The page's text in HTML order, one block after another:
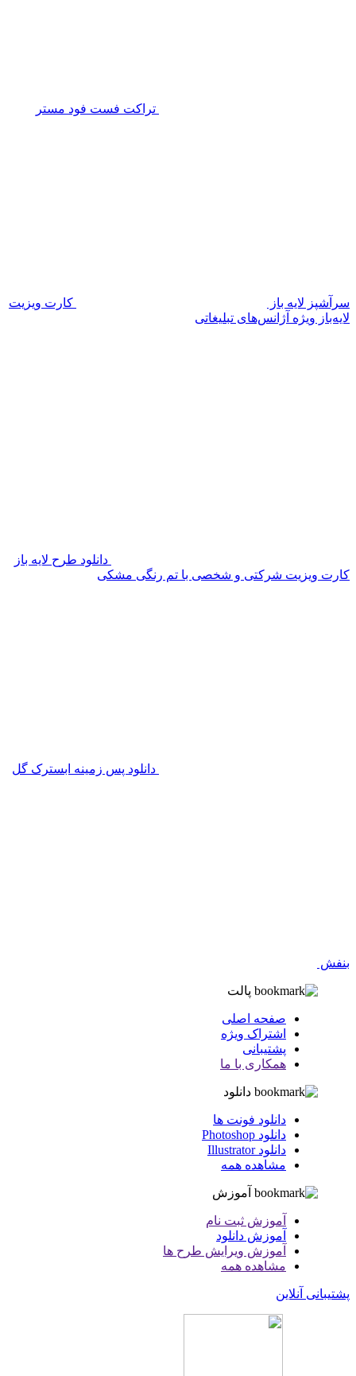
تراکت فست فود مستر
سرآشپز لایه باز
کارت ویزیت
لایه‌باز ویژه آژانس‌های تبلیغاتی
دانلود طرح لایه باز
کارت ویزیت شرکتی و شخصی با تم رنگی مشکی
دانلود پس زمینه ابسترک گل
بنفش
پالت
صفحه اصلی
اشتراک ویژه
پشتیبانی
همکاری با ما
دانلود
دانلود فونت ها
دانلود Photoshop
دانلود Illustrator
مشاهده همه
آموزش
آموزش ثبت نام
آموزش دانلود
آموزش ویرایش طرح ها
مشاهده همه
پشتیبانی آنلاین